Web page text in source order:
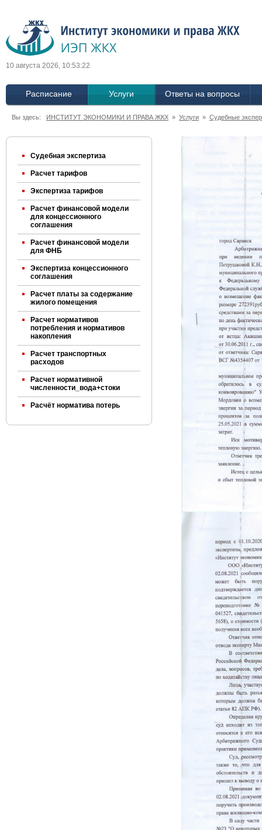
10 августа 2026, 10:53:23
Расписание Услуги Ответы на вопросы
Вы здесь: ИНСТИТУТ ЭКОНОМИКИ И ПРАВА ЖКХ » Услуги » Судебные
Судебная экспертиза
Расчет тарифов
Экспертиза тарифов
Расчет финансовой модели
для концессионного
соглашения
Расчет финансовой модели
для ФНБ
Экспертиза концессионного
соглашения
Расчет платы за содержание
жилого помещения
Расчет нормативов
потребления и нормативов
накопления
Расчет транспортных
расходов
Расчет нормативной
численности_вода+стоки
Расчёт норматива потерь